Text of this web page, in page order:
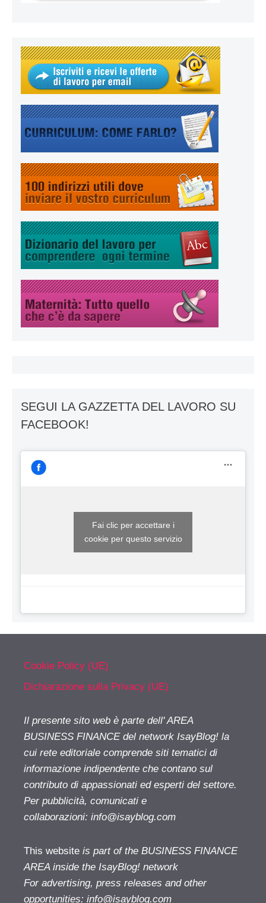
SEGUI LA GAZZETTA DEL LAVORO SU
FACEBOOK!
Fai clic per accettare i
cookie per questo servizio
Cookie Policy (UE)
Dichiarazione sulla Privacy (UE)
Il presente sito web è parte dell' AREA
BUSINESS FINANCE del network IsayBlog! la
cui rete editoriale comprende siti tematici di
informazione indipendente che contano sul
contributo di appassionati ed esperti del settore.
Per pubblicità, comunicati e
collaborazioni: info@isayblog.com
This website is part of the BUSINESS FINANCE
AREA inside the IsayBlog! network
For advertising, press releases and other
opportunities: info@isayblog.com